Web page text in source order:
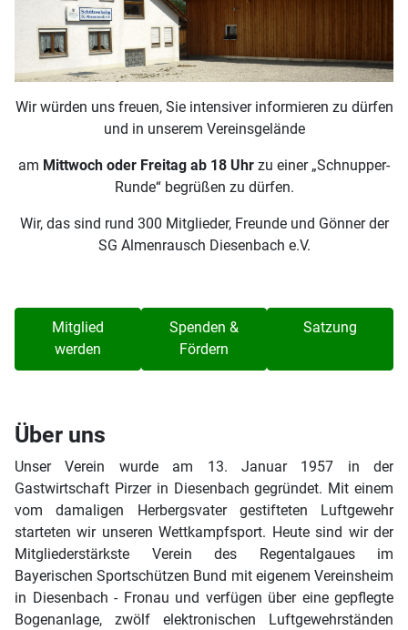
Wir würden uns freuen, Sie intensiver informieren zu dürfen
und in unserem Vereinsgelände
am Mittwoch oder Freitag ab 18 Uhr zu einer „Schnupper-
Runde“ begrüßen zu dürfen.
Wir, das sind rund 300 Mitglieder, Freunde und Gönner der
SG Almenrausch Diesenbach e.V.
Mitglied
werden
Spenden &
Fördern
Satzung
Über uns
Unser Verein wurde am 13. Januar 1957 in der
Gastwirtschaft Pirzer in Diesenbach gegründet. Mit einem
vom damaligen Herbergsvater gestifteten Luftgewehr
starteten wir unseren Wettkampfsport. Heute sind wir der
Mitgliederstärkste Verein des Regentalgaues im
Bayerischen Sportschützen Bund mit eigenem Vereinsheim
in Diesenbach - Fronau und verfügen über eine gepflegte
Bogenanlage, zwölf elektronischen Luftgewehrständen